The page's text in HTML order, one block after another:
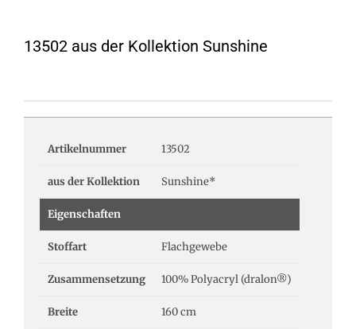
13502 aus der Kollektion Sunshine
Artikelnummer 13502
aus der Kollektion Sunshine*
Eigenschaften
Stoffart Flachgewebe
Zusammensetzung 100% Polyacryl (dralon®)
Breite 160 cm